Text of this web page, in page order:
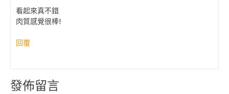
看起來真不錯
肉質感覺很棒!
回覆
發佈留言